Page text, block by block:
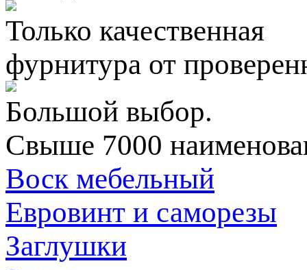
Только качественная
фурнитура от
Большой выбор.
Свыше 7000
Воск мебельный
Евровинт и саморезы
Заглушки